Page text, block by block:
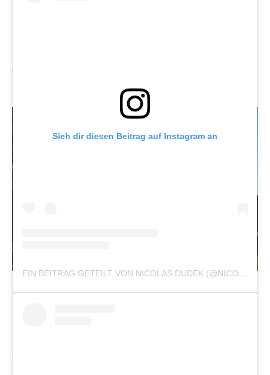
Sieh dir diesen Beitrag auf Instagram an
EIN BEITRAG GETEILT VON NICOLAS DUDEK (@NICOLAS_DUDEK)
Ausgangspunkt für eine visuelle Reise durch
auf der anderen. Eleganz trifft hier auf Fantasie – eine